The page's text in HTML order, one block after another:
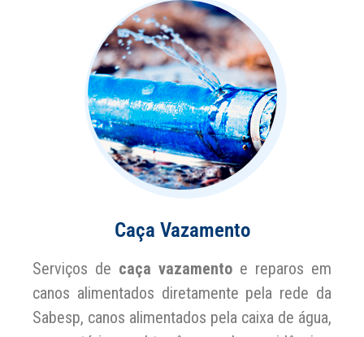
Caça Vazamento
Serviços de caça vazamento e reparos em
canos alimentados diretamente pela rede da
Sabesp, canos alimentados pela caixa de água,